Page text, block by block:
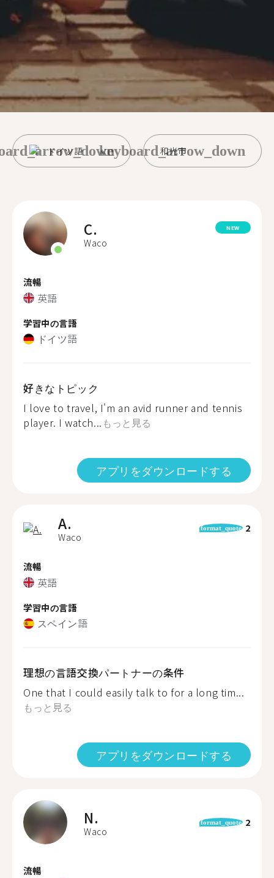
ドイツ語 和光市
keyboard_arrow_down
C.
Waco
NEW
流暢
英語
学習中の言語
ドイツ語
好きなトピック
I love to travel, I'm an avid runner and tennis
player. I watch... もっと見る
アプリをダウンロードする
A.
Waco
format_quote 2
流暢
英語
学習中の言語
スペイン語
理想の言語交換パートナーの条件
One that I could easily talk to for a long tim...
もっと見る
アプリをダウンロードする
N.
Waco
format_quote 2
流暢